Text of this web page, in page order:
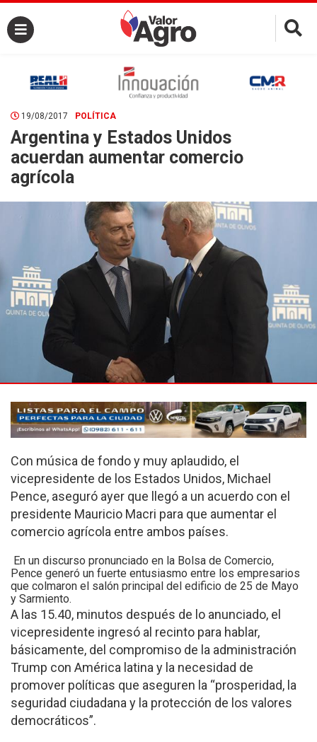
×
19/08/2017 POLÍTICA
Argentina y Estados Unidos
acuerdan aumentar comercio
agrícola
Con música de fondo y muy aplaudido, el
vicepresidente de los Estados Unidos, Michael
Pence, aseguró ayer que llegó a un acuerdo con el
presidente Mauricio Macri para que aumentar el
comercio agrícola entre ambos países.
En un discurso pronunciado en la Bolsa de Comercio,
Pence generó un fuerte entusiasmo entre los empresarios
que colmaron el salón principal del edificio de 25 de Mayo
y Sarmiento.
A las 15.40, minutos después de lo anunciado, el
vicepresidente ingresó al recinto para hablar,
básicamente, del compromiso de la administración
Trump con América latina y la necesidad de
promover políticas que aseguren la “prosperidad, la
seguridad ciudadana y la protección de los valores
democráticos”.